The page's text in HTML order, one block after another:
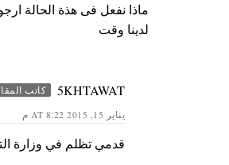
ماذا نفعل فى هذة الحالة
لدينا وقت
5KHTAWAT كاتب
يناير 15, 2015 AT 8:22 م
قدمي تظلم في وزارة